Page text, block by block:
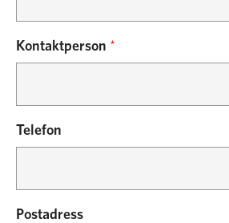
Kontaktperson *
Telefon
Postadress